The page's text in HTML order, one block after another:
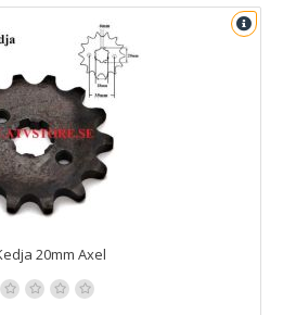
20mm Axel